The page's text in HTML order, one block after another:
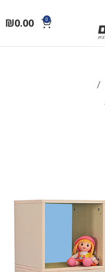
0
₪0.00